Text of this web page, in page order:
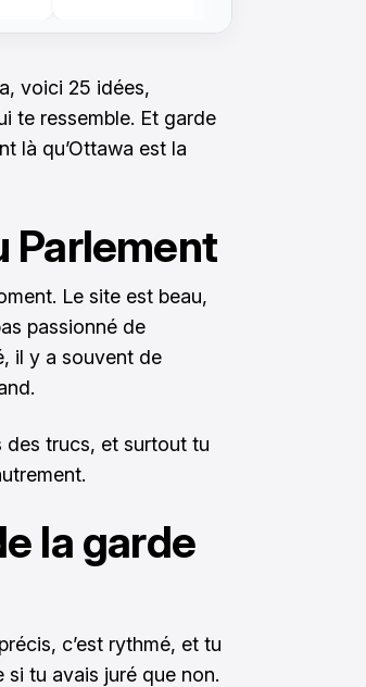
voici 25 idées,
te ressemble. Et garde
là qu’Ottawa est la
Parlement
Le site est beau,
passionné de
il y a souvent de
des trucs, et surtout tu
la garde
c’est rythmé, et tu
tu avais juré que non.